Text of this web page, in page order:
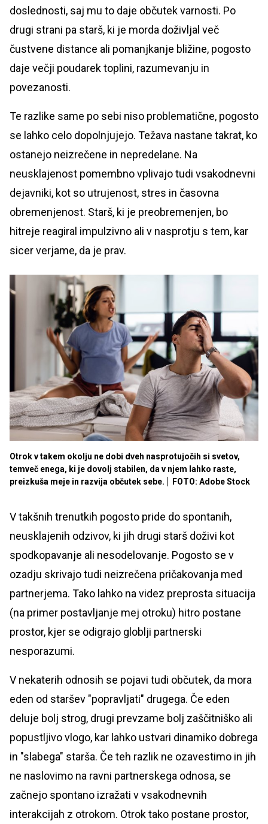
doslednosti, saj mu to daje občutek varnosti. Po
drugi strani pa starš, ki je morda doživljal več
čustvene distance ali pomanjkanje bližine, pogosto
daje večji poudarek toplini, razumevanju in
povezanosti.
Te razlike same po sebi niso problematične, pogosto
se lahko celo dopolnjujejo. Težava nastane takrat, ko
ostanejo neizrečene in nepredelane. Na
neusklajenost pomembno vplivajo tudi vsakodnevni
dejavniki, kot so utrujenost, stres in časovna
obremenjenost. Starš, ki je preobremenjen, bo
hitreje reagiral impulzivno ali v nasprotju s tem, kar
sicer verjame, da je prav.
Otrok v takem okolju ne dobi dveh nasprotujočih si svetov,
temveč enega, ki je dovolj stabilen, da v njem lahko raste,
preizkuša meje in razvija občutek sebe.
FOTO: Adobe Stock
V takšnih trenutkih pogosto pride do spontanih,
neusklajenih odzivov, ki jih drugi starš doživi kot
spodkopavanje ali nesodelovanje. Pogosto se v
ozadju skrivajo tudi neizrečena pričakovanja med
partnerjema. Tako lahko na videz preprosta situacija
(na primer postavljanje mej otroku) hitro postane
prostor, kjer se odigrajo globlji partnerski
nesporazumi.
V nekaterih odnosih se pojavi tudi občutek, da mora
eden od staršev "popravljati" drugega. Če eden
deluje bolj strog, drugi prevzame bolj zaščitniško ali
popustljivo vlogo, kar lahko ustvari dinamiko dobrega
in "slabega" starša. Če teh razlik ne ozavestimo in jih
ne naslovimo na ravni partnerskega odnosa, se
začnejo spontano izražati v vsakodnevnih
interakcijah z otrokom. Otrok tako postane prostor,